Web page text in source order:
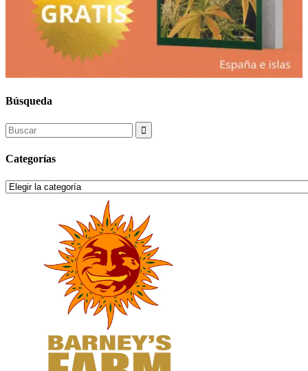
Búsqueda
Search
for:
Categorías
Categorías